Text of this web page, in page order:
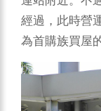
經過，此時營
為首購族買屋